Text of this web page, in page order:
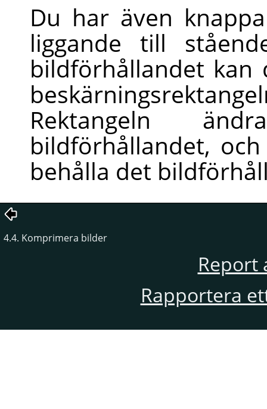
Du har även
liggande till
bildförhållandet
Rektangeln
bildförhållandet,
behålla det
4.4. Komprimera bilder
Report
Rapportera